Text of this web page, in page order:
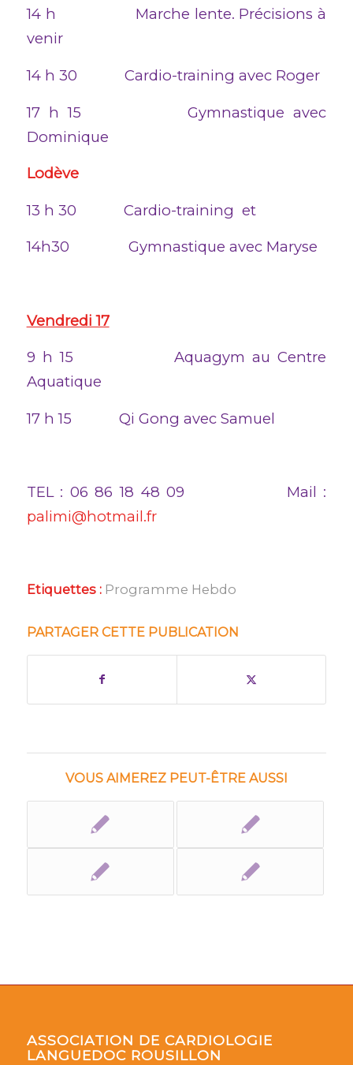
14 h Marche lente. Précisions à
venir
14 h 30 Cardio-training avec Roger
17 h 15 Gymnastique avec
Dominique
Lodève
13 h 30 Cardio-training et
14h30 Gymnastique avec Maryse
Vendredi 17
9 h 15 Aquagym au Centre
Aquatique
17 h 15 Qi Gong avec Samuel
TEL : 06 86 18 48 09 Mail :
palimi@hotmail.fr
Etiquettes : Programme Hebdo
PARTAGER CETTE PUBLICATION
VOUS AIMEREZ PEUT-ÊTRE AUSSI
ASSOCIATION DE CARDIOLOGIE
LANGUEDOC ROUSILLON